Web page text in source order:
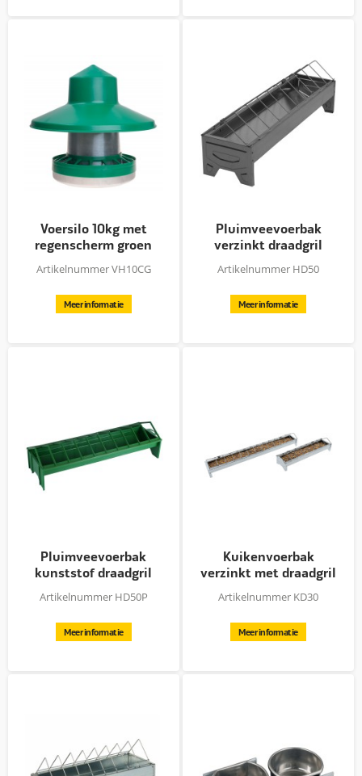
Voersilo 10kg met
regenscherm groen
Artikelnummer VH10CG
Meer informatie
Pluimveevoerbak
verzinkt draadgril
Artikelnummer HD50
Meer informatie
Pluimveevoerbak
kunststof draadgril
Artikelnummer HD50P
Meer informatie
Kuikenvoerbak
verzinkt met draadgril
- 30 / 50 cm
Artikelnummer KD30
Meer informatie